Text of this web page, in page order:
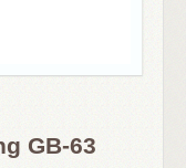
GB-63